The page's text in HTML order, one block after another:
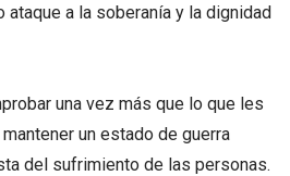
ataque a la soberanía y la dignidad
una vez más que lo que les
un estado de guerra
del sufrimiento de las personas.